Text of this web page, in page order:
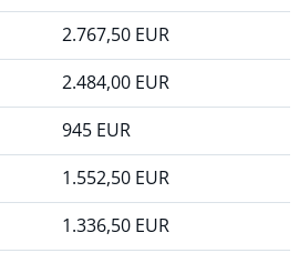
2.767,50 EUR
2.484,00 EUR
945 EUR
1.552,50 EUR
1.336,50 EUR